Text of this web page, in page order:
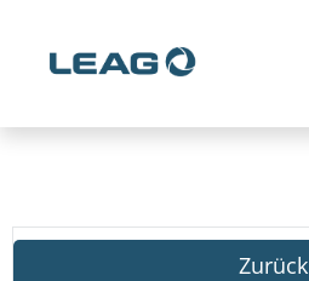
Zurück